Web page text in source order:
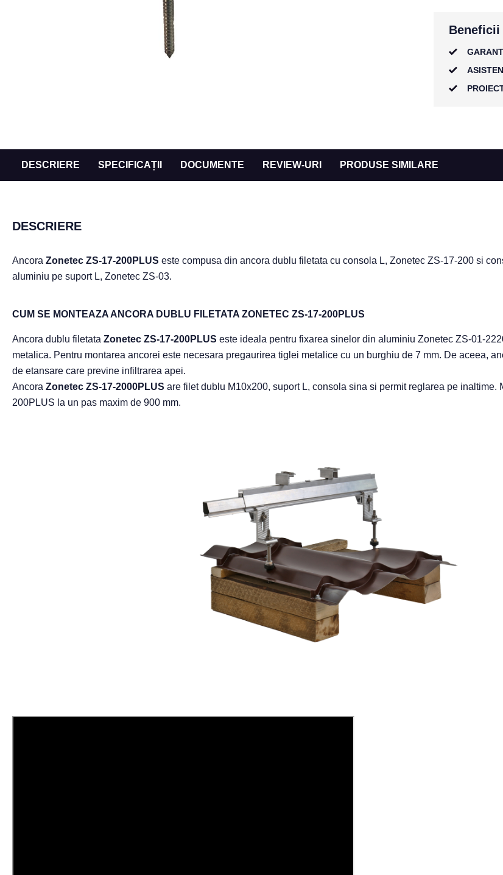
Beneficii
DESCRIERE SPECIFICAȚII DOCUMENTE REVIEW-URI PRODUSE SIMILARE
DESCRIERE
Ancora Zonetec ZS-17-200PLUS este compusa din ancora dublu filetata cu consola L, Zonetec ZS-17-200 si
aluminiu pe suport L, Zonetec ZS-03.
CUM SE MONTEAZA ANCORA DUBLU FILETATA ZONETEC ZS-17-200PLUS
Ancora dublu filetata Zonetec ZS-17-200PLUS este ideala pentru fixarea sinelor din aluminiu Zonetec ZS-01-
metalica. Pentru montarea ancorei este necesara pregaurirea tiglei metalice cu un burghiu de 7 mm. De aceea,
de etansare care previne infiltrarea apei.
Ancora Zonetec ZS-17-2000PLUS are filet dublu M10x200, suport L, consola sina si permit reglarea pe inaltime.
200PLUS la un pas maxim de 900 mm.